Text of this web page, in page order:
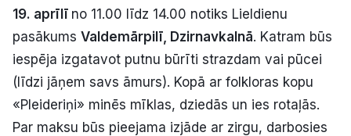
19. aprīlī no 11.00 līdz 14.00 notiks Lieldienu
pasākums Valdemārpilī, Dzirnavkalnā. Katram būs
iespēja izgatavot putnu būrīti strazdam vai pūcei
(līdzi jāņem savs āmurs). Kopā ar folkloras kopu
«Pleideriņi» minēs mīklas, dziedās un ies rotaļās.
Par maksu būs pieejama izjāde ar zirgu, darbosies